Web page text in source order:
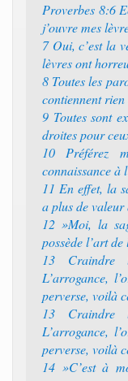
Proverbes 8:6
j’ouvre mes
7 Oui, c’est la
lèvres ont
8 Toutes les
contiennent
9 Toutes sont
droites pour
10 Préférez
connaissance à
11 En effet, la
a plus de valeur
12 »Moi, la
possède l’art
13 Craindre
L’arrogance,
perverse, voilà
13 Craindre
L’arrogance,
perverse, voilà
14 »C’est à